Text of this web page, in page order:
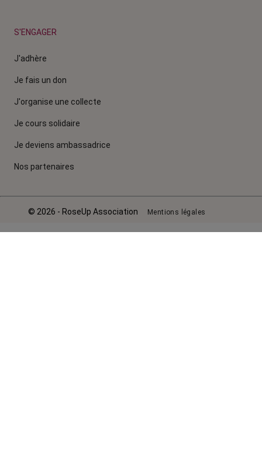
S'ENGAGER
J'adhère
Je fais un don
J'organise une collecte
Je cours solidaire
Je deviens ambassadrice
Nos partenaires
© 2026 - RoseUp Association Mentions légales